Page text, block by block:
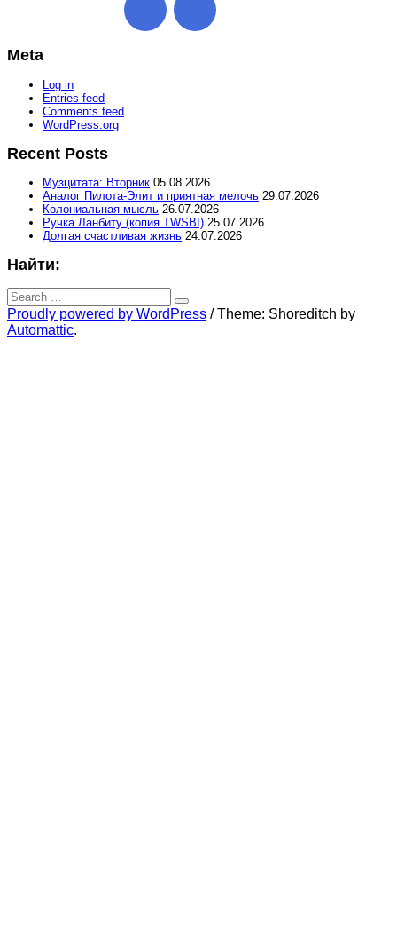
Meta
Log in
Entries feed
Comments feed
WordPress.org
Recent Posts
Музцитата: Вторник 05.08.2026
Аналог Пилота-Элит и приятная мелочь 29.07.2026
Колониальная мысль 26.07.2026
Ручка Ланбиту (копия TWSBI) 25.07.2026
Долгая счастливая жизнь 24.07.2026
Найти:
Search
for:
Search
Proudly powered by WordPress /Theme: Shoreditch by
Automattic.